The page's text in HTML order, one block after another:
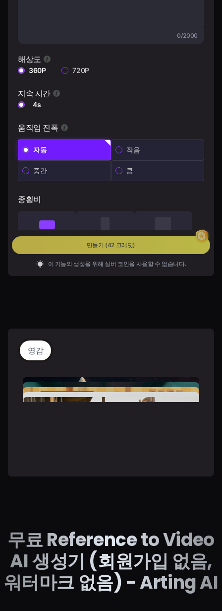
0/2000
해상도
360P 720P
지속 시간
4s
움직임 진폭
자동 작음
중간 큼
종횡비
9:16
만들기 (42 크레딧)
이 기능의 생성을 위해 실버 코인을 사용할 수 없습니다.
영감
무료 Reference to Video
AI 생성기 (회원가입 없음,
워터마크 없음) - Arting AI